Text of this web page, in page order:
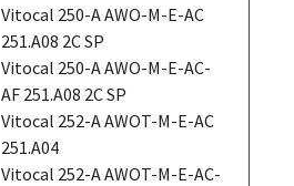
Vitocal 250-A AWO-M-E-AC
251.A08 2C SP
Vitocal 250-A AWO-M-E-AC-
AF 251.A08 2C SP
Vitocal 252-A AWOT-M-E-AC
251.A04
Vitocal 252-A AWOT-M-E-AC-